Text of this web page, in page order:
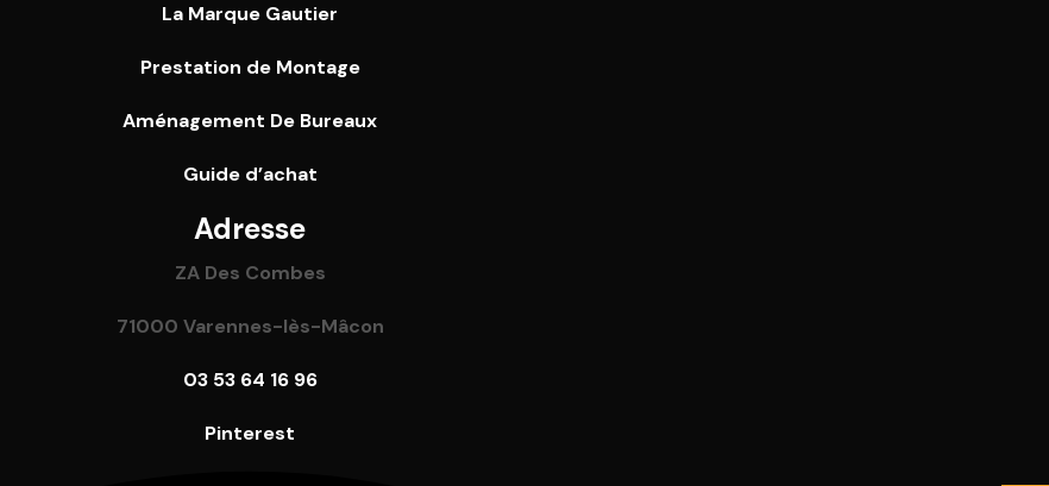
La Marque Gautier
Prestation de Montage
Aménagement De Bureaux
Guide d’achat
Adresse
ZA Des Combes
71000 Varennes-lès-Mâcon
03 53 64 16 96
Pinterest